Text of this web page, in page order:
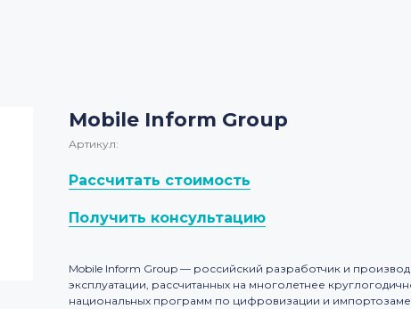
Mobile Inform Group
Артикул:
Рассчитать стоимость
Получить консультацию
Mobile Inform Group — российский разработчик и
эксплуатации, рассчитанных на многолетнее
национальных программ по цифровизации и